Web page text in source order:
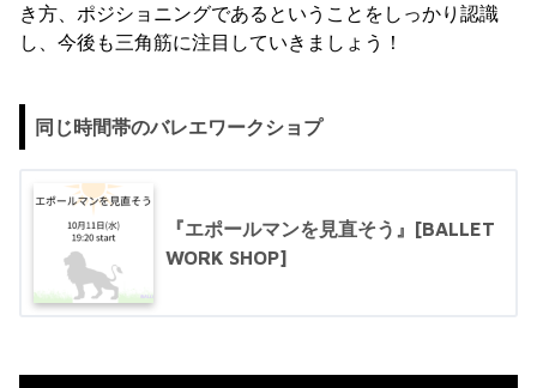
き方、ポジショニングであるということをしっかり認識
し、今後も三角筋に注目していきましょう！
同じ時間帯のバレエワークショプ
『エポールマンを見直そう』[BALLET
WORK SHOP]